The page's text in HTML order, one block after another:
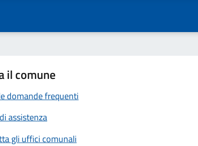
il comune
domande frequenti
assistenza
gli uffici comunali